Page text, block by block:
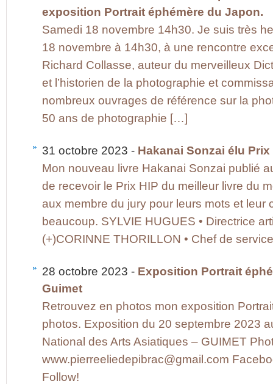
exposition Portrait éphémère du Japon.
Samedi 18 novembre 14h30. Je suis très
18 novembre à 14h30, à une rencontre
Richard Collasse, auteur du merveilleux
et l’historien de la photographie et
nombreux ouvrages de référence sur la
50 ans de photographie […]
31 octobre 2023 - Hakanai Sonzai élu
Mon nouveau livre Hakanai Sonzai publié
de recevoir le Prix HIP du meilleur livre du
aux membre du jury pour leurs mots et leur
beaucoup. SYLVIE HUGUES • Directrice
(+)CORINNE THORILLON • Chef de
28 octobre 2023 - Exposition Portrait
Guimet
Retrouvez en photos mon exposition
photos. Exposition du 20 septembre 2023
National des Arts Asiatiques – GUIMET
www.pierreeliedepibrac@gmail.com
Follow!